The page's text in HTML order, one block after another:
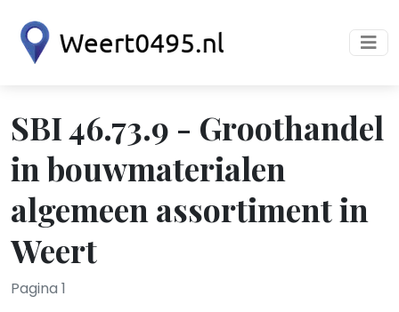
SBI 46.73.9 - Groothandel
in bouwmaterialen
algemeen assortiment in
Weert
Pagina 1